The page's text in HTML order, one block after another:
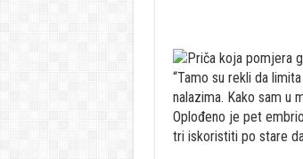
“Tamo su rekli da
nalazima. Kako sam u
Oplođeno je pet
tri iskoristiti po stare